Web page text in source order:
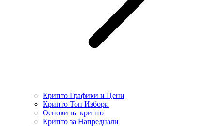
Крипто Графики и Цени
Крипто Топ Избори
Основи на крипто
Крипто за Напреднали